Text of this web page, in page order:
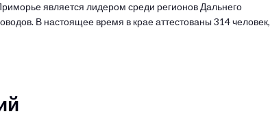
является лидером среди регионов Дальнего
В настоящее время в крае аттестованы 314 человек,